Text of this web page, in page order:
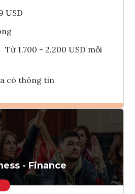
USD
Từ 1.700 - 2.200 USD mỗi
có thông tin
Ghi danh
Tham vấn Interlink
- Finance